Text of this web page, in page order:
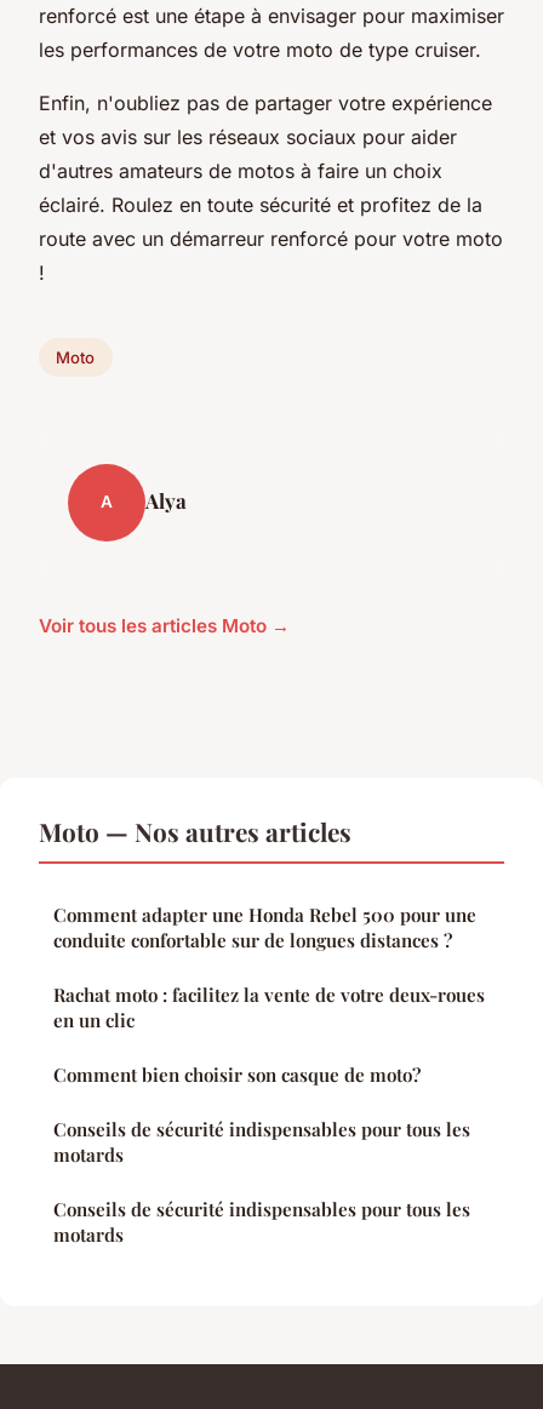
renforcé est une étape à envisager pour maximiser
les performances de votre moto de type cruiser.
Enfin, n'oubliez pas de partager votre expérience
et vos avis sur les réseaux sociaux pour aider
d'autres amateurs de motos à faire un choix
éclairé. Roulez en toute sécurité et profitez de la
route avec un démarreur renforcé pour votre moto
!
Moto
A Alya
Voir tous les articles Moto →
Moto — Nos autres articles
Comment adapter une Honda Rebel 500 pour une
conduite confortable sur de longues distances ?
Rachat moto : facilitez la vente de votre deux-roues
en un clic
Comment bien choisir son casque de moto?
Conseils de sécurité indispensables pour tous les
motards
Conseils de sécurité indispensables pour tous les
motards